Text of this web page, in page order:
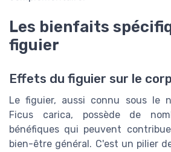
Les bienfaits
figuier
Effets du figuier sur le
Le figuier, aussi connu sous le
Ficus carica, possède de
bénéfiques qui peuvent
bien-être général. C'est un pilier